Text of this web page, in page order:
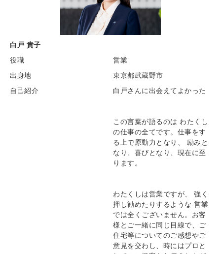
白戸 貴子
役職
営業
出身地
東京都武蔵野市
自己紹介
白戸さんに出会えてよかった
この言葉が語るのは わたくし
の仕事の全てです。仕事をす
る上で原動力となり、 励みと
なり、喜びとなり、現在に至
ります。
わたくしは営業ですが、 強く
押し勧めたりするような 営業
では全くございません。お客
様とご一緒に同じ目線で、ご
住宅等についてのご感想やご
意見を交わし、時にはプロと